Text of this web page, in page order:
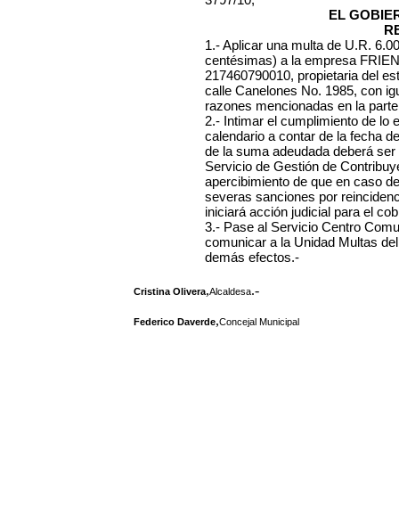
EL
1.- Aplicar una multa de U.R.
centésimas) a la empresa
217460790010, propietaria del
calle Canelones No. 1985, con
razones mencionadas en la
2.- Intimar el cumplimiento de lo
calendario a contar de la fecha
de la suma adeudada deberá
Servicio de Gestión de
apercibimiento de que en caso
severas sanciones por
iniciará acción judicial para el
3.- Pase al Servicio Centro
comunicar a la Unidad Multas
demás efectos.-
Cristina Olivera,Alcaldesa.-
Federico Daverde,Concejal Municipal